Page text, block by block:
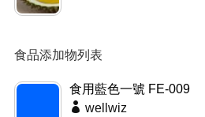
食品添加物列表
食用藍色一號 FE-009
wellwiz